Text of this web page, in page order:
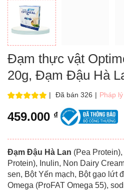
Đạm thực vật
20g, Đạm Đậu Hà
| Đã bán 326 | Pháp
459.000 ₫
Đạm Đậu Hà Lan (Pea
Protein), Inulin, Non Dairy
sen, Bột Yến mạch, Bột gạo lứt
Omega (ProFAT Omega 55),